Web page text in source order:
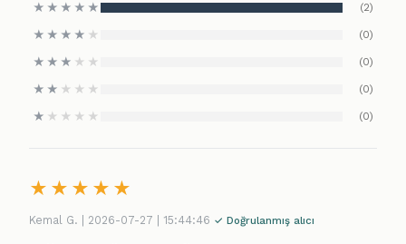
★ ★ ★ ★ ★ (2)
★ ★ ★ ★ ★ (0)
★ ★ ★ ★ ★ (0)
★ ★ ★ ★ ★ (0)
★ ★ ★ ★ ★ (0)
★ ★ ★ ★ ★
Kemal G. | 2026-07-27 | 15:44:46 ✓ Doğrulanmış alıcı